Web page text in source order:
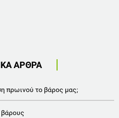
ΑΡΘΡΑ
πρωινού το βάρος μας;